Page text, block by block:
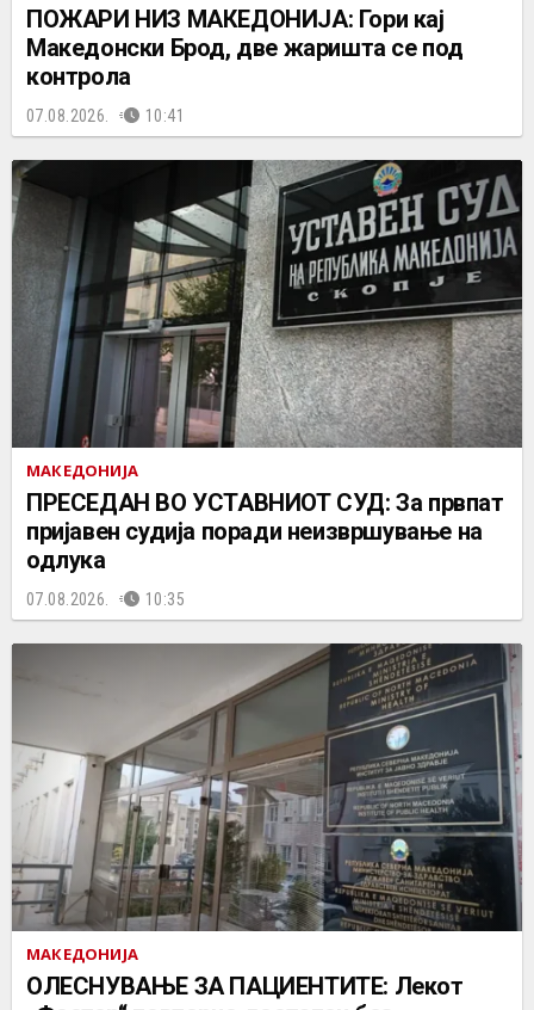
ПОЖАРИ НИЗ МАКЕДОНИЈА: Гори кај
Македонски Брод, две жаришта се под
контрола
07.08.2026. 10:41
МАКЕДОНИЈА
ПРЕСЕДАН ВО УСТАВНИОТ СУД: За првпат
пријавен судија поради неизвршување на
одлука
07.08.2026. 10:35
МАКЕДОНИЈА
ОЛЕСНУВАЊЕ ЗА ПАЦИЕНТИТЕ: Лекот